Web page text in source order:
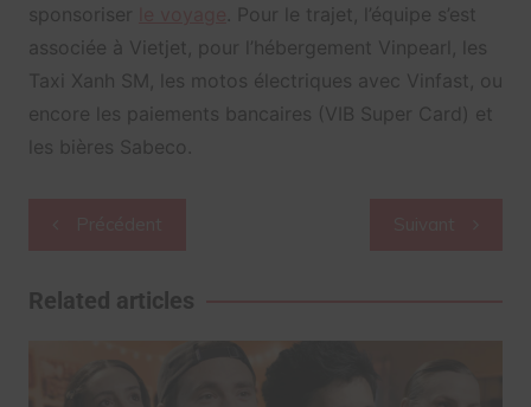
sponsoriser
. Pour le trajet, l’équipe s’est
associée à Vietjet, pour l’hébergement Vinpearl, les
Taxi Xanh SM, les motos électriques avec Vinfast, ou
encore les paiements bancaires (VIB Super Card) et
les bières Sabeco.
l’article
Related articles